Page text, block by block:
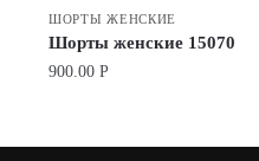
ШОРТЫ ЖЕНСКИЕ
Шорты женские 15070
900.00 Р